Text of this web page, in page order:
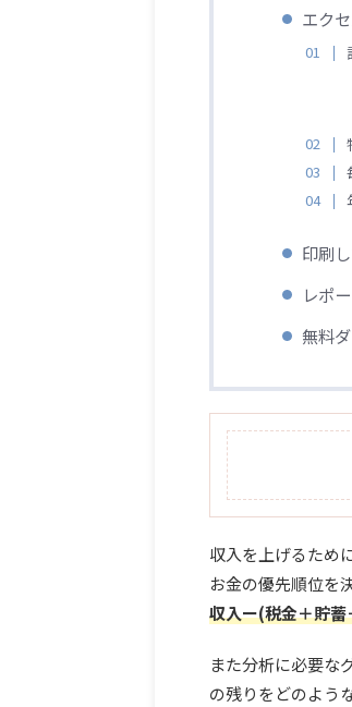
エク
印刷
レポ
無料
収入を上げるため
お金の優先順位を
収入ー(税金＋貯
また分析に必要な
の残りをどのよう